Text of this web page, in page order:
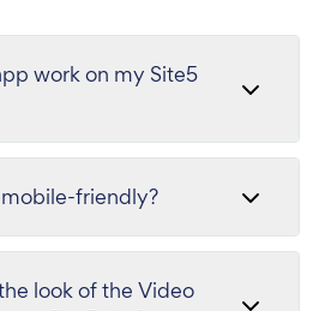
work on my Site5
friendly?
look of the Video